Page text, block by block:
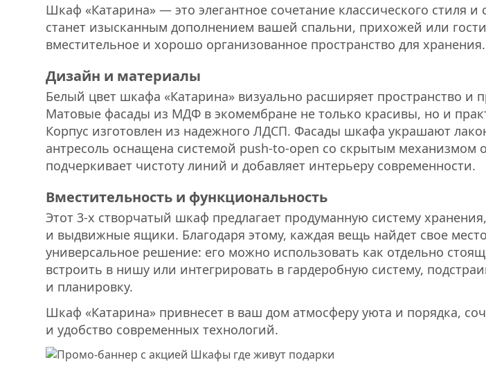
Шкаф «Катарина» — это элегантное сочетание классического стиля
станет изысканным дополнением вашей спальни, прихожей или
вместительное и хорошо организованное пространство для хранения.
Дизайн и материалы
Белый цвет шкафа «Катарина» визуально расширяет пространство и
Матовые фасады из МДФ в экомембране не только красивы, но и
Корпус изготовлен из надежного ЛДСП. Фасады шкафа украшают
антресоль оснащена системой push-to-open со скрытым механизмом
подчеркивает чистоту линий и добавляет интерьеру современности.
Вместительность и функциональность
Этот 3-х створчатый шкаф предлагает продуманную систему
и выдвижные ящики. Благодаря этому, каждая вещь найдет свое
универсальное решение: его можно использовать как отдельно
встроить в нишу или интегрировать в гардеробную систему,
и планировку.
Шкаф «Катарина» привнесет в ваш дом атмосферу уюта и порядка,
и удобство современных технологий.